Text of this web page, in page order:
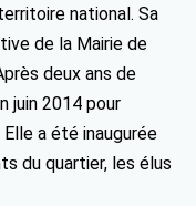
national. Sa
de la Mairie de
deux ans de
juin 2014 pour
a été inaugurée
du quartier, les élus